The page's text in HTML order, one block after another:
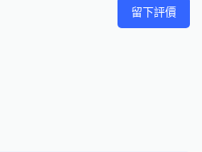
除霉 殺菌
之效果 外加防鏽處理 洗後即用 乾
留下評價